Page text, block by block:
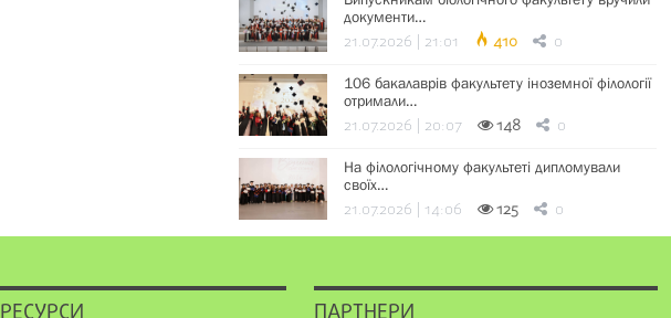
документи…
21.07.2026 | 21:01 410 0
106 бакалаврів факультету іноземної філології
отримали…
21.07.2026 | 20:07 148 0
На філологічному факультеті дипломували
своїх…
21.07.2026 | 14:06 125 0